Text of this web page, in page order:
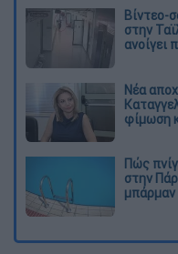
Βίντεο-
στην
ανοίγει
Νέα
φίμωση
Πώς
στην
μπάρμαν